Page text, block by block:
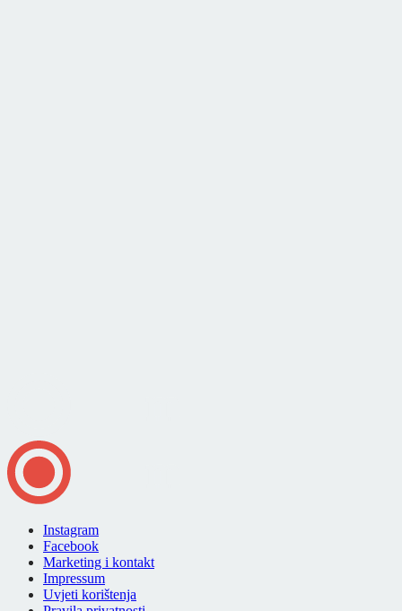
Instagram
Facebook
Marketing i kontakt
Impressum
Uvjeti korištenja